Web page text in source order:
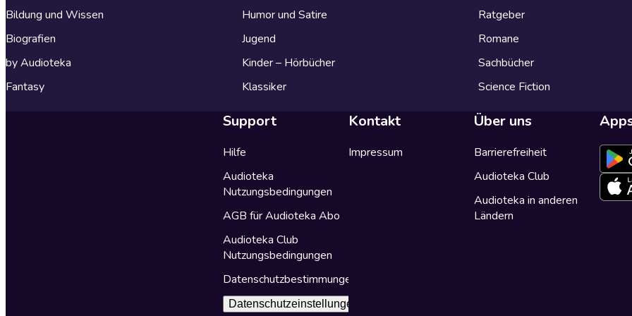
Bildung und Wissen
Biografien
by Audioteka
Fantasy
Humor und Satire
Jugend
Kinder – Hörbücher
Klassiker
Ratgeber
Romane
Sachbücher
Science Fiction
Support
Hilfe
Audioteka
Nutzungsbedingungen
AGB für Audioteka Abo
Audioteka Club
Nutzungsbedingungen
Datenschutzbestimmungen
Datenschutzeinstellungen
Kontakt
Impressum
Über uns
Barrierefreiheit
Audioteka Club
Audioteka in anderen
Ländern